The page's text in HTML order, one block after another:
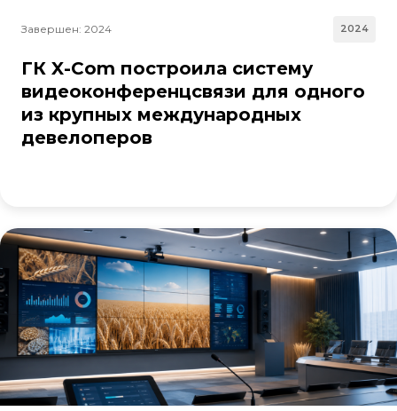
Завершен: 2024 2024
ГК X-Com построила систему
видеоконференцсвязи для одного
из крупных международных
девелоперов